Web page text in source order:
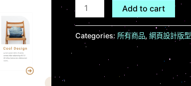
quantity
Add to cart
Categories: 所有商品, 網頁設計版型